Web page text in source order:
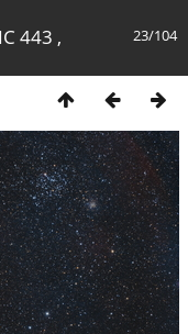
23/104
443 ,